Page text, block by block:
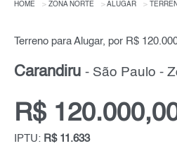
HOME ZONA NORTE ALUGAR
Terreno para Alugar, por R$
Carandiru - São Paulo -
R$
IPTU: R$ 11.633